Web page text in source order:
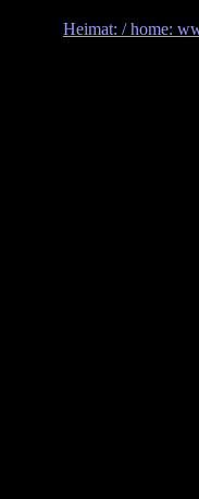
Heimat: / home: